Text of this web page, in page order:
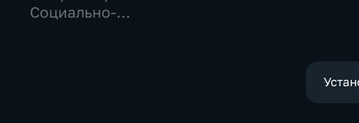
Социально-